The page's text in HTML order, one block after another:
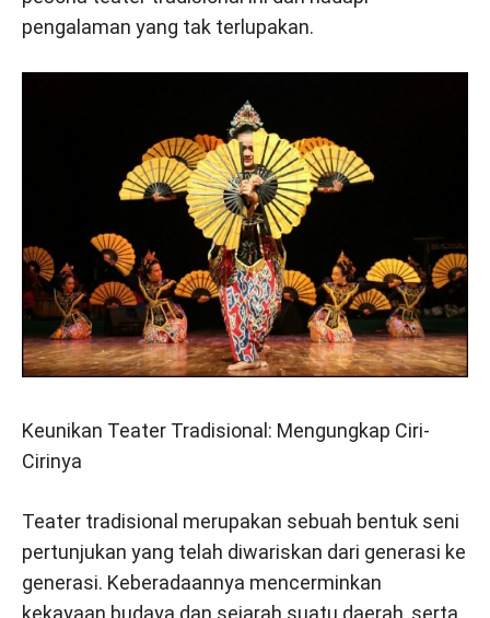
pengalaman yang tak terlupakan.
Keunikan Teater Tradisional: Mengungkap Ciri-
Cirinya
Teater tradisional merupakan sebuah bentuk seni
pertunjukan yang telah diwariskan dari generasi ke
generasi. Keberadaannya mencerminkan
kekayaan budaya dan sejarah suatu daerah, serta